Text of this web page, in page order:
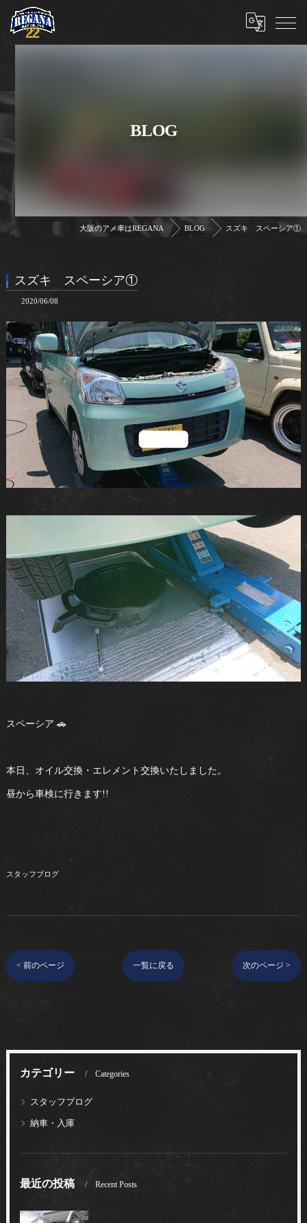
BLOG
大阪のアメ車はREGANA BLOG スズキ スペーシア①
スズキ スペーシア①
2020/06/08
スペーシア 🚗
本日、オイル交換・エレメント交換いたしました。
昼から車検に行きます!!
スタッフブログ
< 前のページ 一覧に戻る 次のページ >
カテゴリー Categories
スタッフブログ
納車・入庫
最近の投稿 Recent Posts